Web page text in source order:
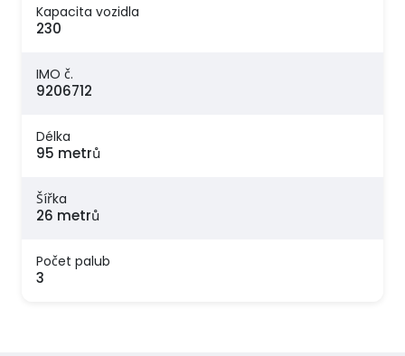
Kapacita vozidla
230
IMO č.
9206712
Délka
95 metrů
Šířka
26 metrů
Počet palub
3